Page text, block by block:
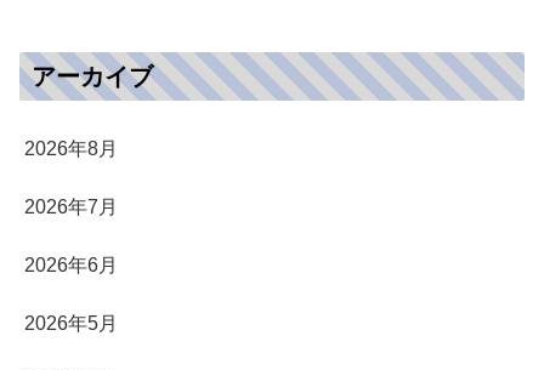
アーカイブ
2026年8月
2026年7月
2026年6月
2026年5月